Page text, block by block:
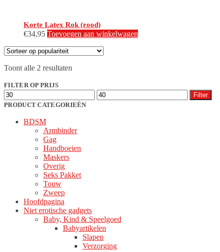
Korte Latex Rok (rood)
€34,95 Toevoegen aan winkelwagen
Toont alle 2 resultaten
FILTER OP PRIJS
Min.
prijs
Max.
prijs
Filter
PRODUCT CATEGORIEËN
BDSM
Armbinder
Gag
Handboeien
Maskers
Overig
Seks Pakket
Touw
Zweep
Hoofdpagina
Niet erotische gadgets
Baby, Kind & Speelgoed
Babyartikelen
Slapen
Verzorging